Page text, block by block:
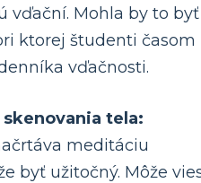
vďační. Mohla by to byť
ktorej študenti časom
vďačnosti.
tela:
meditáciu
byť užitočný. Môže